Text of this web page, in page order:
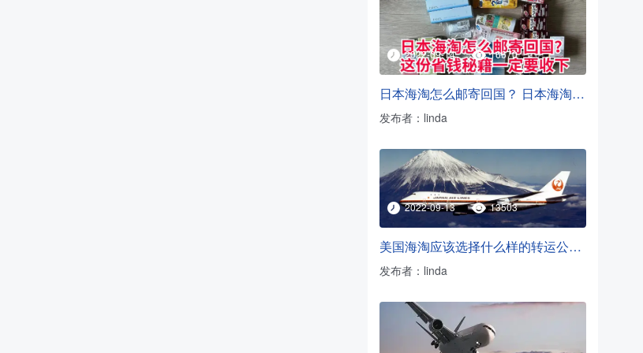
2022-09-14 16670
日本海淘怎么邮寄回国？ 日本海淘转运方法
发布者：linda
2022-09-13 13503
美国海淘应该选择什么样的转运公司？
发布者：linda